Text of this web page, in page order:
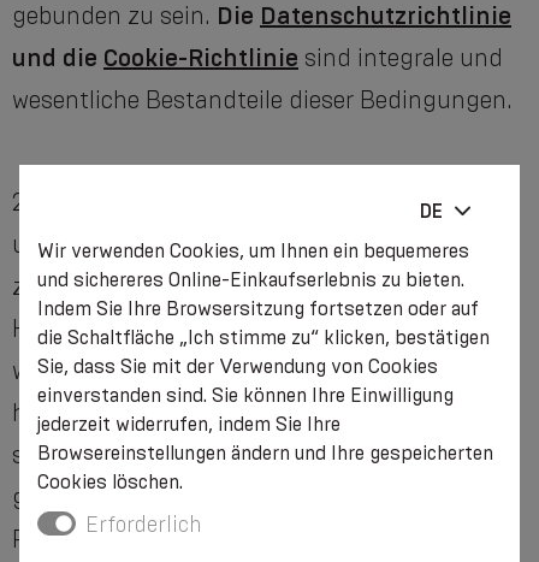
gebunden zu sein. Die Datenschutzrichtlinie
und die Cookie-Richtlinie sind integrale und
wesentliche Bestandteile dieser Bedingungen.
2.1.2. Der Kauf von Produkten auf der Website
und bestimmt auch das Rechtsverhältnis
zwischen dem Verkäufer und dem Käufer. Der
Käufer muss die Bedingungen bestätigen,
wenn er sie gelesen hat, und das Kästchen "Ich
habe die Nutzungsbedingungen gelesen und
stimme ihnen zu." ankreuzen. Die so
genehmigten Bedingungen sind ein für die
Parteien verbindliches Rechtsdokument, in
DE
Wir verwenden Cookies, um Ihnen ein bequemeres
und sichereres Online-Einkaufserlebnis zu bieten.
Indem Sie Ihre Browsersitzung fortsetzen oder auf
die Schaltfläche „Ich stimme zu“ klicken, bestätigen
Sie, dass Sie mit der Verwendung von Cookies
einverstanden sind. Sie können Ihre Einwilligung
jederzeit widerrufen, indem Sie Ihre
Browsereinstellungen ändern und Ihre gespeicherten
Cookies löschen.
Erforderlich